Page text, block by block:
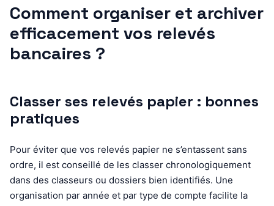
Comment organiser et archiver
efficacement vos relevés
bancaires ?
Classer ses relevés papier : bonnes
pratiques
Pour éviter que vos relevés papier ne s’entassent sans
ordre, il est conseillé de les classer chronologiquement
dans des classeurs ou dossiers bien identifiés. Une
organisation par année et par type de compte facilite la